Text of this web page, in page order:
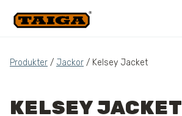
Produkter / Jackor / Kelsey Jacket
KELSEY JACKET